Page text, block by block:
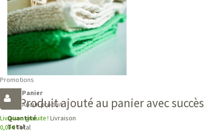
Promotions
Panier
Aucun produit
Livraison gratuite ! Livraison
0,00 €Total
Produit ajouté au panier avec succès
Quantité
Total